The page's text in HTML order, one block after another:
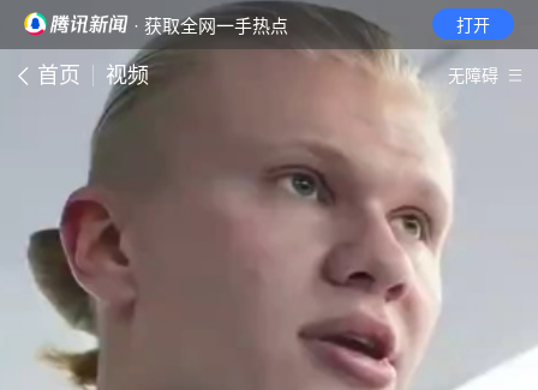
· 获取全网一手热点 打开
首页 视频 无障碍